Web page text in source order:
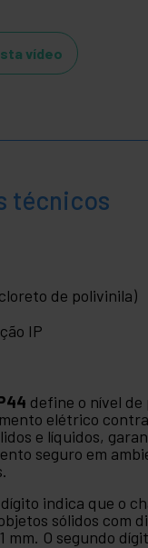
vídeo
técnicos
de polivinila)
IP
define o nível
elétrico
e líquidos,
seguro em
indica que o
sólidos com
mm. O segundo